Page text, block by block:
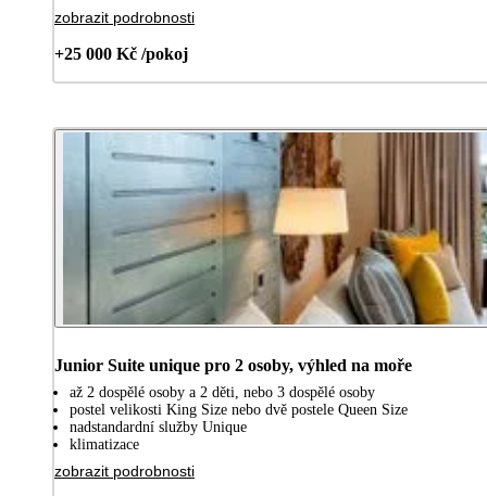
zobrazit podrobnosti
+25 000 Kč /pokoj
Junior Suite unique pro 2 osoby, výhled na moře
až 2 dospělé osoby a 2 děti, nebo 3 dospělé osoby
postel velikosti King Size nebo dvě postele Queen Size
nadstandardní služby Unique
klimatizace
zobrazit podrobnosti